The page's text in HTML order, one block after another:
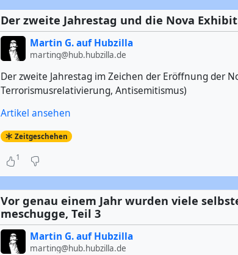
Der zweite Jahrestag und die Nova
Martin G. auf Hubzilla
marting@hub.hubzilla.de
Der zweite Jahrestag im Zeichen der Eröffnung der
Terrorismusrelativierung, Antisemitismus)
Artikel ansehen
Zeitgeschehen
1
Vor genau einem Jahr wurden viele
meschugge, Teil 3
Martin G. auf Hubzilla
marting@hub.hubzilla.de